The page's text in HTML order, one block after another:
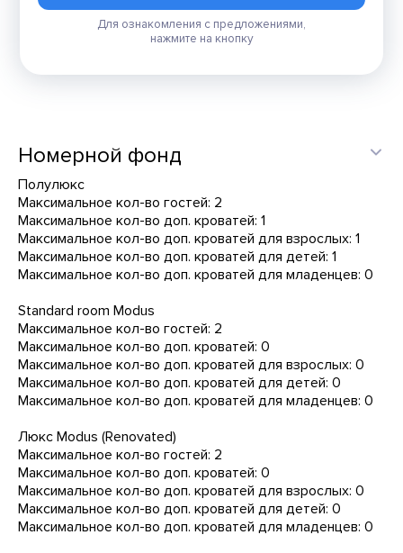
Для ознакомления с предложениями,
нажмите на кнопку
Номерной фонд
Полулюкс
Максимальное кол-во гостей: 2
Максимальное кол-во доп. кроватей: 1
Максимальное кол-во доп. кроватей для взрослых: 1
Максимальное кол-во доп. кроватей для детей: 1
Максимальное кол-во доп. кроватей для младенцев: 0
Standard room Modus
Максимальное кол-во гостей: 2
Максимальное кол-во доп. кроватей: 0
Максимальное кол-во доп. кроватей для взрослых: 0
Максимальное кол-во доп. кроватей для детей: 0
Максимальное кол-во доп. кроватей для младенцев: 0
Люкс Modus (Renovated)
Максимальное кол-во гостей: 2
Максимальное кол-во доп. кроватей: 0
Максимальное кол-во доп. кроватей для взрослых: 0
Максимальное кол-во доп. кроватей для детей: 0
Максимальное кол-во доп. кроватей для младенцев: 0